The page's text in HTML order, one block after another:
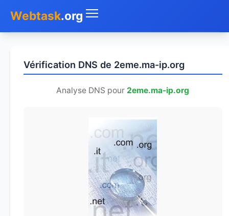
Webtask.org
Whois
Vérification DNS de 2eme.ma-ip.org
Analyse DNS pour 2eme.ma-ip.org